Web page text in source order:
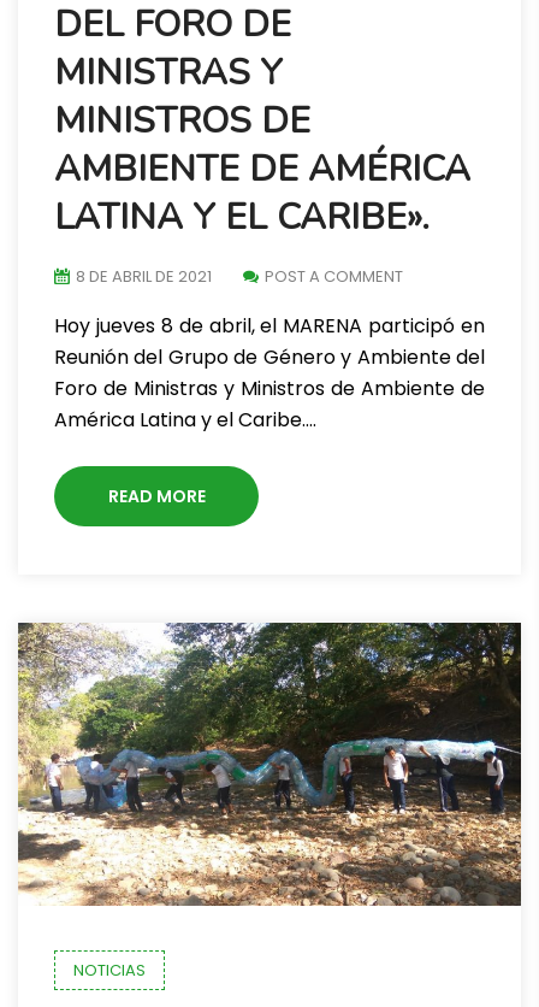
DEL FORO DE
MINISTRAS Y
MINISTROS DE
AMBIENTE DE AMÉRICA
LATINA Y EL CARIBE».
8 DE ABRIL DE 2021 POST A COMMENT
Hoy jueves 8 de abril, el MARENA participó en
Reunión del Grupo de Género y Ambiente del
Foro de Ministras y Ministros de Ambiente de
América Latina y el Caribe.…
READ MORE
NOTICIAS